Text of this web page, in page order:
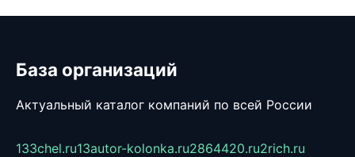
База организаций
Актуальный каталог компаний по всей России
133chel.ru13autor-kolonka.ru2864420.ru2rich.ru